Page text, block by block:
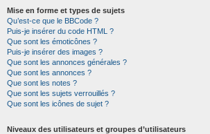
Mise en forme et types de sujets
Qu’est-ce que le BBCode ?
Puis-je insérer du code HTML ?
Que sont les émoticônes ?
Puis-je insérer des images ?
Que sont les annonces générales ?
Que sont les annonces ?
Que sont les notes ?
Que sont les sujets verrouillés ?
Que sont les icônes de sujet ?
Niveaux des utilisateurs et groupes d’utilisateurs